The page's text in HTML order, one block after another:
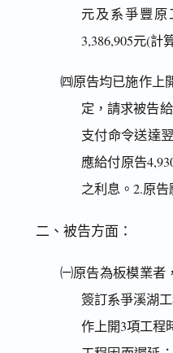
元及系爭豐原
3,386,905元(計
㈣原告均已施作上
定，請求被告給
支付命令送達
應給付原告
之利息。2.原
二、被告方面：
㈠原告為板模業者
簽訂系爭溪湖
作上開3項工程